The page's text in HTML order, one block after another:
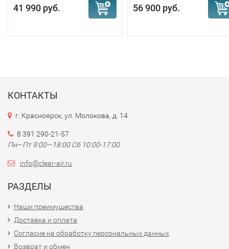
41 990 руб. 56 900 руб.
КОНТАКТЫ
г. Красноярск, ул. Молокова, д. 14
8 391 290-21-57
Пн—Пт 9:00—18:00 Сб 10:00-17:00
info@clear-air.ru
РАЗДЕЛЫ
Наши преимущества
Доставка и оплата
Согласие на обработку персональных данных
Возврат и обмен